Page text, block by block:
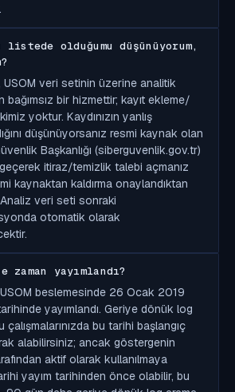
olduğumu düşünüyorum,
USOM veri setinin üzerine analitik
bağımsız bir hizmettir; kayıt ekleme/
yoktur. Kaydınızın yanlış
düşünüyorsanız resmi kaynak olan
Başkanlığı (siberguvenlik.gov.tr)
itiraz/temizlik talebi açmanız
kaynaktan kaldırma onaylandıktan
veri seti sonraki
otomatik olarak
yayımlandı?
USOM beslemesinde 26 Ocak 2019
yayımlandı. Geriye dönük log
bu tarihi başlangıç
alabilirsiniz; ancak göstergenin
aktif olarak kullanılmaya
yayım tarihinden önce olabilir, bu